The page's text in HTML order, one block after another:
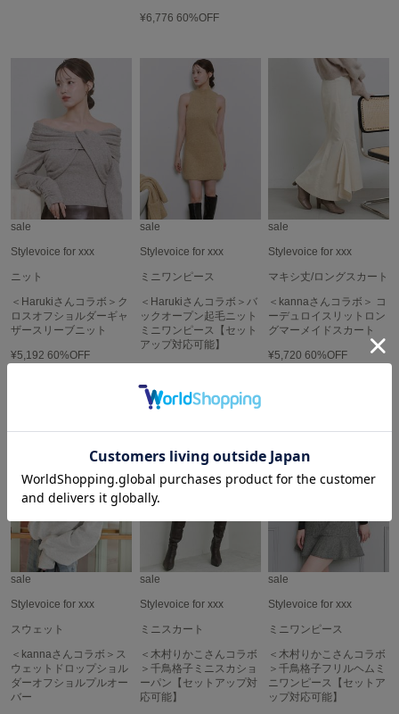
miies miim
ミーエスミーム
ミラオーウェン
MOIGE
モワージュ
MUCHA
ミュシャ
NEW Balance
ニューバランス
ネズ
null.
On
Onitsuka Tiger
ORGUE
オルグ
¥6,776 60%OFF
sale
Stylevoice for xxx
ニット
＜Harukiさんコラボ＞ク
ロスオフショルダーギャ
ザースリーブニット
¥5,192 60%OFF
sale
Stylevoice for xxx
ミニワンピース
＜Harukiさんコラボ＞バ
ックオープン起毛ニット
ミニワンピース【セット
アップ対応可能】
sale
Stylevoice for xxx
マキシ丈/ロングスカート
＜kannaさんコラボ＞ コ
ーデュロイスリットロン
グマーメイドスカート
¥5,72060%OFF
sale
Stylevoice for xxx
スウェット
＜kannaさんコラボ＞ス
ウェットドロップショル
ダーオフショルプルオー
バー
sale
Stylevoice for xxx
ミニスカート
＜木村りかこさんコラボ
＞千鳥格子ミニスカショ
ーパン【セットアップ対
応可能】
sale
Stylevoice for xxx
ミニワンピース
＜木村りかこさんコラボ
＞千鳥格子フリルヘムミ
ニワンピース【セットア
ップ対応可能】